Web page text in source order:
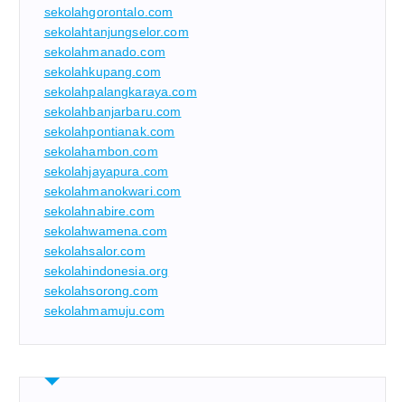
sekolahgorontalo.com
sekolahtanjungselor.com
sekolahmanado.com
sekolahkupang.com
sekolahpalangkaraya.com
sekolahbanjarbaru.com
sekolahpontianak.com
sekolahambon.com
sekolahjayapura.com
sekolahmanokwari.com
sekolahnabire.com
sekolahwamena.com
sekolahsalor.com
sekolahindonesia.org
sekolahsorong.com
sekolahmamuju.com